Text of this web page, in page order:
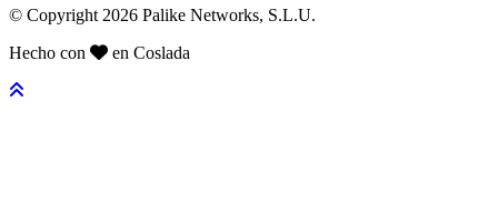
© Copyright 2026 Palike Networks, S.L.U.
Hecho con
en Coslada